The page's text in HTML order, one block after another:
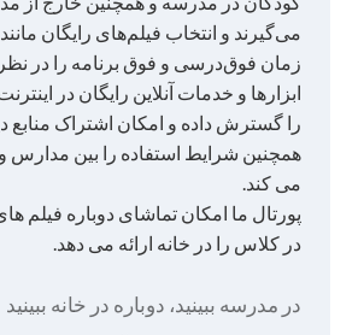
می‌گیرند و انتخاب فیلم‌های رایگان
زمان فوق‌درسی و فوق برنامه را در
ابزارها و خدمات آنلاین رایگان در
را گسترش داده و امکان اشتراک منابع
همچنین شرایط استفاده را بین مدارس
می کند.
پورتال ما امکان تماشای دوباره فیلم
در کلاس را در خانه ارائه می دهد.
در مدرسه ببینید، دوباره در خانه ببینید